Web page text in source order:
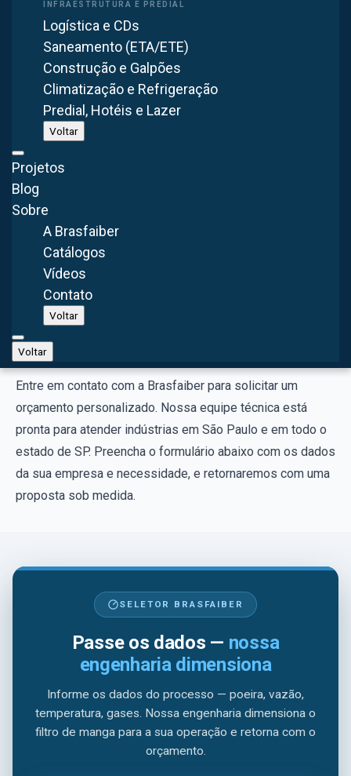
Logística e CDs
Saneamento (ETA/ETE)
Construção e Galpões
Climatização e Refrigeração
Predial, Hotéis e Lazer
Voltar
Projetos
Blog
Sobre
A Brasfaiber
Catálogos
Vídeos
Contato
Voltar
Voltar
Como escolher o Coletor de Pó ideal em
São Paulo
A escolha do Coletor de Pó correto depende de diversos
fatores técnicos, como o tipo de processo industrial,
volume de ar a ser tratado, temperatura de operação e
características do ambiente. Em São Paulo, a Brasfaiber
realiza o dimensionamento completo para garantir que o
equipamento atenda 100% da necessidade da sua
indústria.
Solicite seu orçamento de Coletor de Pó em
São Paulo - SP
Entre em contato com a Brasfaiber para solicitar um
orçamento personalizado. Nossa equipe técnica está
pronta para atender indústrias em São Paulo e em todo o
estado de SP. Preencha o formulário abaixo com os dados
da sua empresa e necessidade, e retornaremos com uma
proposta sob medida.
SELETOR BRASFAIBER
Passe os dados — nossa
engenharia dimensiona
Informe os dados do processo — poeira, vazão,
temperatura, gases. Nossa engenharia dimensiona o
filtro de manga para a sua operação e retorna com o
orçamento.